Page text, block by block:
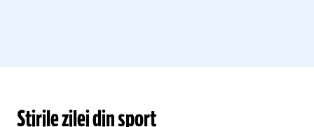
Știrile zilei din sport